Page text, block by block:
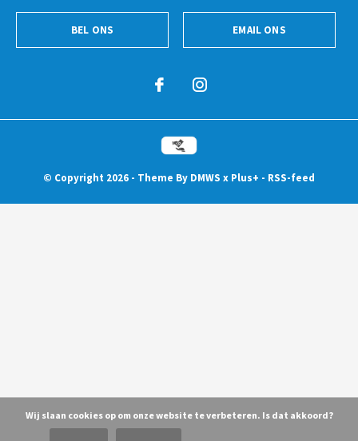
BEL ONS EMAIL ONS
© Copyright 2026 - Theme By DMWS x Plus+ - RSS-feed
Wij slaan cookies op om onze website te verbeteren. Is dat akkoord?